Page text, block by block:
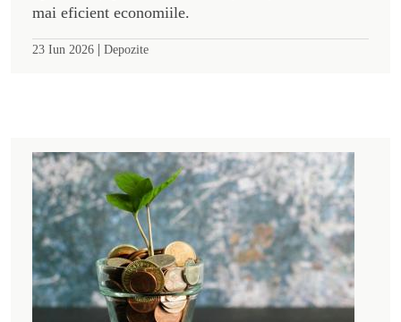
mai eficient economiile.
23 Iun 2026 | Depozite